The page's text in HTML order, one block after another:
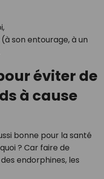
son entourage, à un
éviter de
à cause
bonne pour la santé
? Car faire de
endorphines, les